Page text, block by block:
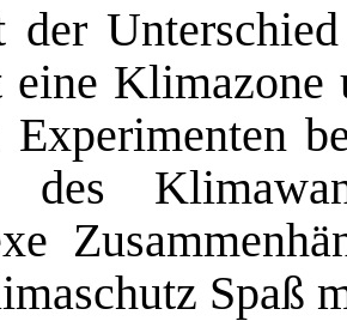
der
eine
Experimenten
des
Spaß